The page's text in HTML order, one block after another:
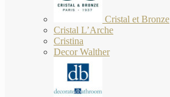
Cristal et Bronze
Cristal L’Arche
Cristina
Decor Walther